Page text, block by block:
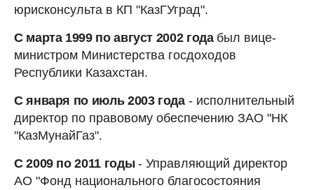
юрисконсульта в КП "КазГУград".
С марта 1999 по август 2002 годабыл вице-
министром Министерства госдоходов
Республики Казахстан.
С января по июль 2003 года- исполнительный
директор по правовому обеспечению ЗАО "НК
"КазМунайГаз".
С 2009 по 2011 годы- Управляющий директор
АО "Фонд национального благосостояния